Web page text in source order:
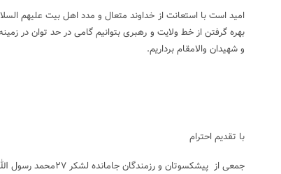
امید است با استعانت از خداوند متعال و مدد اهل بیت علیهم
بهره گرفتن از خط ولایت و رهبری بتوانیم گامی در حد توان در
و شهیدان والامقام برداریم.
با تقدیم احترام
جمعی از پیشکسوتان و رزمندگان جامانده لشکر ۲۷محمد رسول الله صلوات الله علیه